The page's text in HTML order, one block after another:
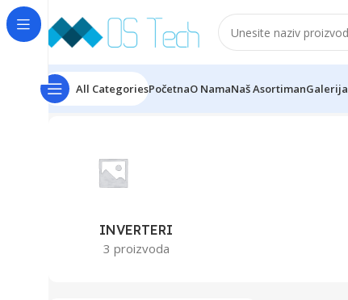
All CategoriesPočetnaO NamaNaš AsortimanGalerija
Početna Solarne Elektrane
INVERTERI
3 proizvoda